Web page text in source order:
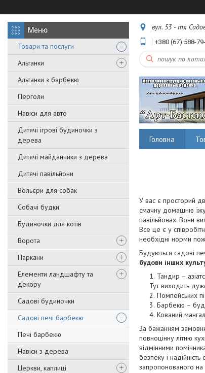
Товари та послуги
Альтанки
Альтанки з барбекю
Перголи
Навіси для авто
Дитячі ігрові будиночки з
дерева
Дитячі майданчики з дерева
Дитячі павільйони
Вольєри для собак
Собачі будки
Будиночки для котів
Ворота
Паркани
Елементи ландшафту та
декору
Садові будиночки
Садові печі барбекю
Печі барбекю
Навіси з дерева
Церкви, каплиці
вул. 53 - тя
+380 (67) 588-
Головна
У вас є просторий
смачну домашню їжу
павільйонах. Вони
Все це є у
необхідні норми
Будуються садові
будови інших
Тандир –
Тут виходить
Помпейських
Барбекю –
Кований
За бажанням
повноцінну літню
відмінними
безпеку і
запропонованого